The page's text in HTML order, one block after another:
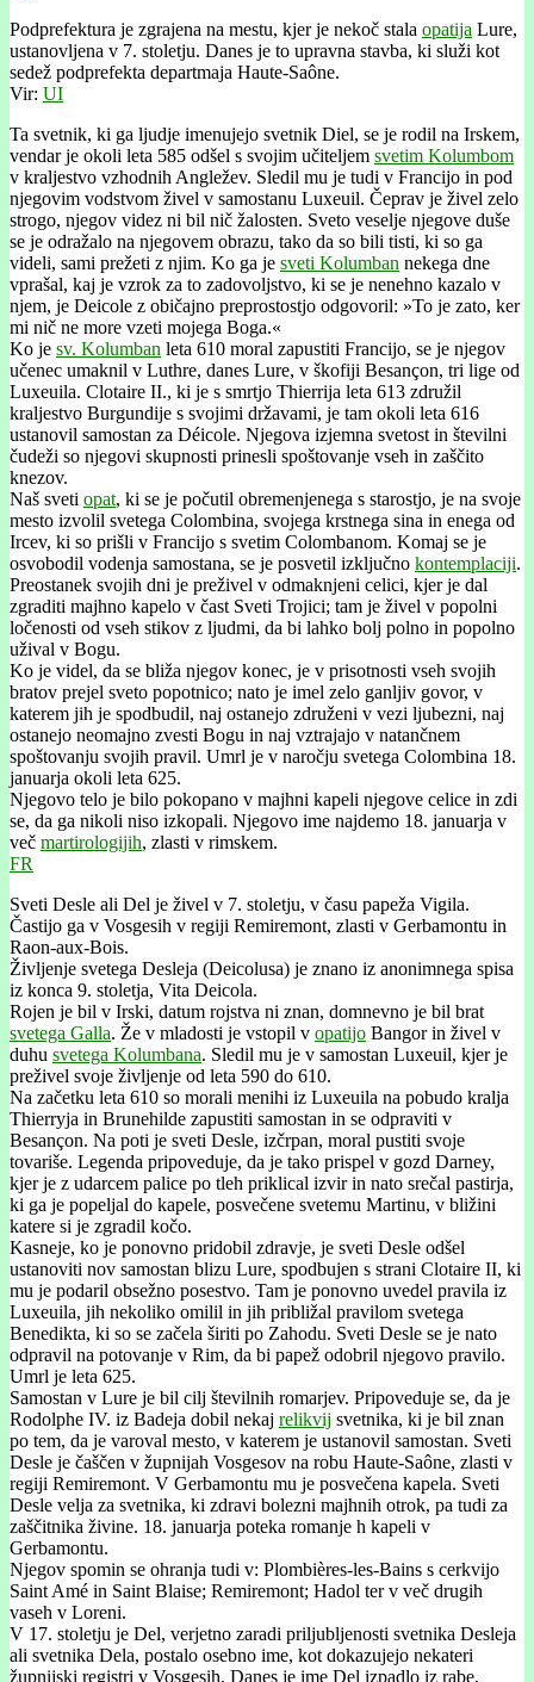
Podprefektura je zgrajena na mestu, kjer je nekoč stala opatija Lure,
ustanovljena v 7. stoletju. Danes je to upravna stavba, ki služi kot
sedež podprefekta departmaja Haute-Saône.
Vir: UI
Ta svetnik, ki ga ljudje imenujejo svetnik Diel, se je rodil na Irskem,
vendar je okoli leta 585 odšel s svojim učiteljem svetim Kolumbom
v kraljestvo vzhodnih Angležev. Sledil mu je tudi v Francijo in pod
njegovim vodstvom živel v samostanu Luxeuil. Čeprav je živel zelo
strogo, njegov videz ni bil nič žalosten. Sveto veselje njegove duše
se je odražalo na njegovem obrazu, tako da so bili tisti, ki so ga
videli, sami prežeti z njim. Ko ga je sveti Kolumban nekega dne
vprašal, kaj je vzrok za to zadovoljstvo, ki se je nenehno kazalo v
njem, je Deicole z običajno preprostostjo odgovoril: »To je zato, ker
mi nič ne more vzeti mojega Boga.«
Ko je sv. Kolumban leta 610 moral zapustiti Francijo, se je njegov
učenec umaknil v Luthre, danes Lure, v škofiji Besançon, tri lige od
Luxeuila. Clotaire II., ki je s smrtjo Thierrija leta 613 združil
kraljestvo Burgundije s svojimi državami, je tam okoli leta 616
ustanovil samostan za Déicole. Njegova izjemna svetost in številni
čudeži so njegovi skupnosti prinesli spoštovanje vseh in zaščito
knezov.
Naš sveti opat, ki se je počutil obremenjenega s starostjo, je na svoje
mesto izvolil svetega Colombina, svojega krstnega sina in enega od
Ircev, ki so prišli v Francijo s svetim Colombanom. Komaj se je
osvobodil vodenja samostana, se je posvetil izključno kontemplaciji.
Preostanek svojih dni je preživel v odmaknjeni celici, kjer je dal
zgraditi majhno kapelo v čast Sveti Trojici; tam je živel v popolni
ločenosti od vseh stikov z ljudmi, da bi lahko bolj polno in popolno
užival v Bogu.
Ko je videl, da se bliža njegov konec, je v prisotnosti vseh svojih
bratov prejel sveto popotnico; nato je imel zelo ganljiv govor, v
katerem jih je spodbudil, naj ostanejo združeni v vezi ljubezni, naj
ostanejo neomajno zvesti Bogu in naj vztrajajo v natančnem
spoštovanju svojih pravil. Umrl je v naročju svetega Colombina 18.
januarja okoli leta 625.
Njegovo telo je bilo pokopano v majhni kapeli njegove celice in zdi
se, da ga nikoli niso izkopali. Njegovo ime najdemo 18. januarja v
več martirologijih, zlasti v rimskem.
FR
Sveti Desle ali Del je živel v 7. stoletju, v času papeža Vigila.
Častijo ga v Vosgesih v regiji Remiremont, zlasti v Gerbamontu in
Raon-aux-Bois.
Življenje svetega Desleja (Deicolusa) je znano iz anonimnega spisa
iz konca 9. stoletja, Vita Deicola.
Rojen je bil v Irski, datum rojstva ni znan, domnevno je bil brat
svetega Galla. Že v mladosti je vstopil v opatijo Bangor in živel v
duhu svetega Kolumbana. Sledil mu je v samostan Luxeuil, kjer je
preživel svoje življenje od leta 590 do 610.
Na začetku leta 610 so morali menihi iz Luxeuila na pobudo kralja
Thierryja in Brunehilde zapustiti samostan in se odpraviti v
Besançon. Na poti je sveti Desle, izčrpan, moral pustiti svoje
tovariše. Legenda pripoveduje, da je tako prispel v gozd Darney,
kjer je z udarcem palice po tleh priklical izvir in nato srečal pastirja,
ki ga je popeljal do kapele, posvečene svetemu Martinu, v bližini
katere si je zgradil kočo.
Kasneje, ko je ponovno pridobil zdravje, je sveti Desle odšel
ustanoviti nov samostan blizu Lure, spodbujen s strani Clotaire II, ki
mu je podaril obsežno posestvo. Tam je ponovno uvedel pravila iz
Luxeuila, jih nekoliko omilil in jih približal pravilom svetega
Benedikta, ki so se začela širiti po Zahodu. Sveti Desle se je nato
odpravil na potovanje v Rim, da bi papež odobril njegovo pravilo.
Umrl je leta 625.
Samostan v Lure je bil cilj številnih romarjev. Pripoveduje se, da je
Rodolphe IV. iz Badeja dobil nekaj relikvij svetnika, ki je bil znan
po tem, da je varoval mesto, v katerem je ustanovil samostan. Sveti
Desle je čaščen v župnijah Vosgesov na robu Haute-Saône, zlasti v
regiji Remiremont. V Gerbamontu mu je posvečena kapela. Sveti
Desle velja za svetnika, ki zdravi bolezni majhnih otrok, pa tudi za
zaščitnika živine. 18. januarja poteka romanje h kapeli v
Gerbamontu.
Njegov spomin se ohranja tudi v: Plombières-les-Bains s cerkvijo
Saint Amé in Saint Blaise; Remiremont; Hadol ter v več drugih
vaseh v Loreni.
V 17. stoletju je Del, verjetno zaradi priljubljenosti svetnika Desleja
ali svetnika Dela, postalo osebno ime, kot dokazujejo nekateri
župnijski registri v Vosgesih. Danes je ime Del izpadlo iz rabe,